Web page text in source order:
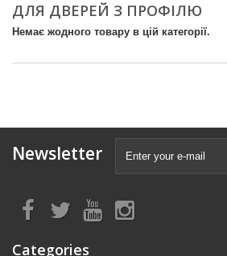
ДЛЯ ДВЕРЕЙ З ПРОФІЛЮ
Немає жодного товару в цій категорії.
Newsletter
Categories